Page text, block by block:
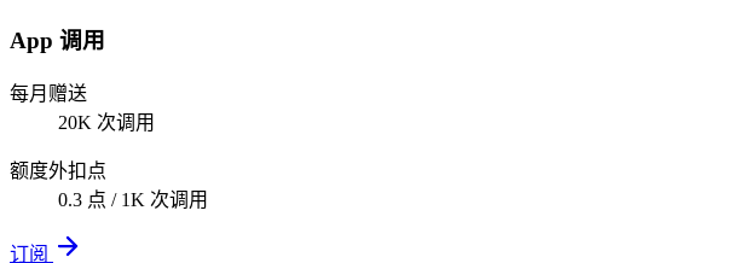
App 调用
每月赠送
20K 次调用
额度外扣点
0.3 点 / 1K 次调用
订阅